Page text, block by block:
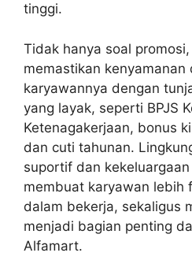
tinggi.
Tidak hanya soal
memastikan kenyamanan
karyawannya dengan
yang layak, seperti BPJS
Ketenagakerjaan, bonus
dan cuti tahunan.
suportif dan
membuat karyawan lebih
dalam bekerja, sekaligus
menjadi bagian penting
Alfamart.